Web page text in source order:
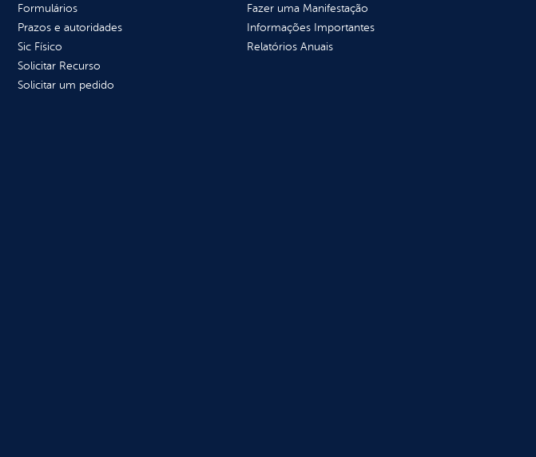
Formulários
Prazos e autoridades
Sic Físico
Solicitar Recurso
Solicitar um pedido
Fazer uma Manifestação
Informações Importantes
Relatórios Anuais